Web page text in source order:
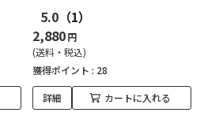
5.0 （1）
2,880円
(送料・税込)
獲得ポイント : 28
詳細 カートに入れる